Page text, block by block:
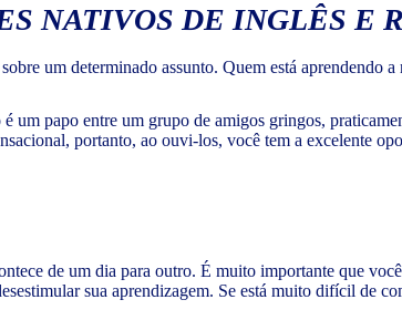
NATIVOS DE INGLÊS E
um determinado assunto. Quem está aprendendo
um papo entre um grupo de amigos gringos,
portanto, ao ouvi-los, você tem a excelente
de um dia para outro. É muito importante que
sua aprendizagem. Se está muito difícil de